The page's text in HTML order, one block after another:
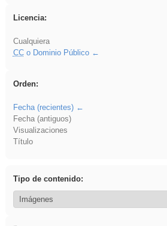
Licencia:
Cualquiera
CCo Dominio Público
Orden:
Fecha (recientes)
Fecha (antiguos)
Visualizaciones
Título
Tipo de contenido: